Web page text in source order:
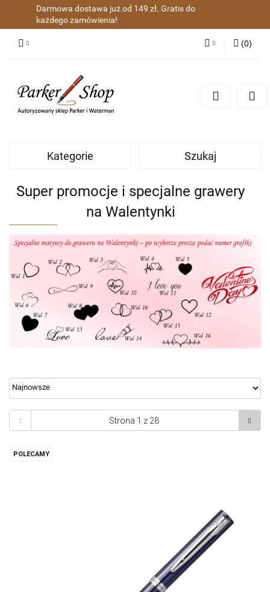
Darmowa dostawa już od 149 zł. Gratis do
każdego zamówienia!
Zarejestruj się
(0)
Kategorie Szukaj
Super promocje i specjalne grawery
na Walentynki
POLECAMY